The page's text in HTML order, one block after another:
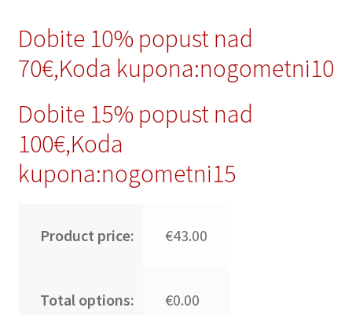
Dobite 10% popust nad
70€,Koda kupona:nogometni10
Dobite 15% popust nad
100€,Koda
kupona:nogometni15
Product price: €43.00
Total options: €0.00